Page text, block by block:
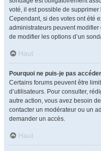
voté, il est possible de
Cependant, si des votes ont été
administrateurs peuvent
de modifier les options d’un
Haut
Pourquoi ne puis-je pas
Certains forums peuvent être
d’utilisateurs. Pour consulter,
autre action, vous avez besoin
contacter un modérateur ou un
demander un accès.
Haut